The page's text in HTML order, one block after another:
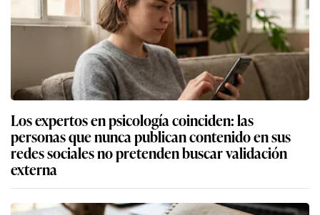
Los expertos en psicología coinciden: las
personas que nunca publican contenido en sus
redes sociales no pretenden buscar validación
externa